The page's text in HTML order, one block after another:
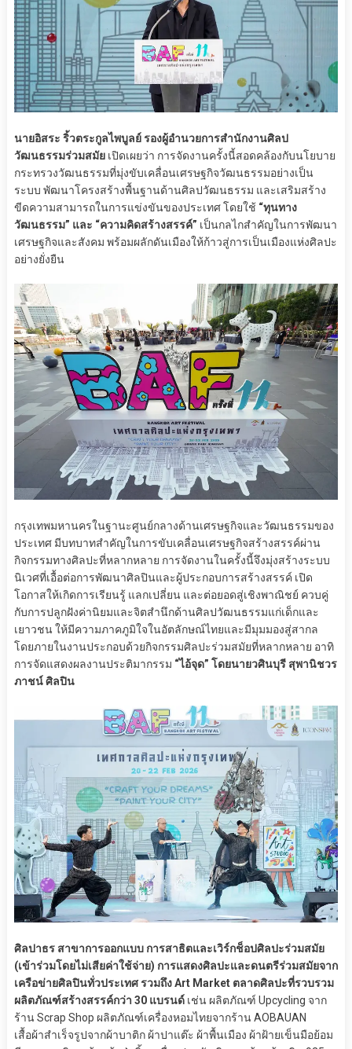
นายอิสระ ริ้วตระกูลไพบูลย์ รองผู้อำนวยการสำนักงานศิลป
วัฒนธรรมร่วมสมัย เปิดเผยว่า การจัดงานครั้งนี้สอดคล้องกับนโยบาย
กระทรวงวัฒนธรรมที่มุ่งขับเคลื่อนเศรษฐกิจวัฒนธรรมอย่างเป็น
ระบบ พัฒนาโครงสร้างพื้นฐานด้านศิลปวัฒนธรรม และเสริมสร้าง
ขีดความสามารถในการแข่งขันของประเทศ โดยใช้ “ทุนทาง
วัฒนธรรม” และ “ความคิดสร้างสรรค์” เป็นกลไกสำคัญในการพัฒนา
เศรษฐกิจและสังคม พร้อมผลักดันเมืองให้ก้าวสู่การเป็นเมืองแห่งศิลปะ
อย่างยั่งยืน
​กรุงเทพมหานครในฐานะศูนย์กลางด้านเศรษฐกิจและวัฒนธรรมของ
ประเทศ มีบทบาทสำคัญในการขับเคลื่อนเศรษฐกิจสร้างสรรค์ผ่าน
กิจกรรมทางศิลปะที่หลากหลาย การจัดงานในครั้งนี้จึงมุ่งสร้างระบบ
นิเวศที่เอื้อต่อการพัฒนาศิลปินและผู้ประกอบการสร้างสรรค์ เปิด
โอกาสให้เกิดการเรียนรู้ แลกเปลี่ยน และต่อยอดสู่เชิงพาณิชย์ ควบคู่
กับการปลูกฝังค่านิยมและจิตสำนึกด้านศิลปวัฒนธรรมแก่เด็กและ
เยาวชน ให้มีความภาคภูมิใจในอัตลักษณ์ไทยและมีมุมมองสู่สากล
โดยภายในงานประกอบด้วยกิจกรรมศิลปะร่วมสมัยที่หลากหลาย อาทิ
การจัดแสดงผลงานประติมากรรม “ไอ้จุด” โดยนายวศินบุรี สุพานิชวร
ภาชน์ ศิลปิน
ศิลปาธร สาขาการออกแบบ การสาธิตและเวิร์กช็อปศิลปะร่วมสมัย
(เข้าร่วมโดยไม่เสียค่าใช้จ่าย) การแสดงศิลปะและดนตรีร่วมสมัยจาก
เครือข่ายศิลปินทั่วประเทศ รวมถึง Art Market ตลาดศิลปะที่รวบรวม
ผลิตภัณฑ์สร้างสรรค์กว่า 30 แบรนด์เช่น ผลิตภัณฑ์ Upcycling จาก
ร้าน Scrap Shop ผลิตภัณฑ์เครื่องหอมไทยจากร้าน AOBAUAN
เสื้อผ้าสำเร็จรูปจากผ้าบาติก ผ้าปาแต๊ะ ผ้าพื้นเมือง ผ้าฝ้ายเข็นมือย้อม